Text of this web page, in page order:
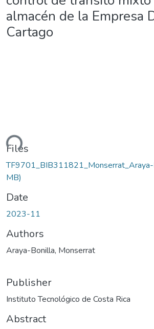
almacén de la Empresa
Cartago
Loading...
Files
MB)
Date
2023-11
Authors
Araya-Bonilla, Monserrat
Publisher
Instituto Tecnológico de Costa Rica
Abstract